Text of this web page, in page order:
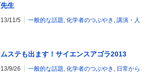
生
11/5 一般的な話題, 化学者のつぶやき , 講演・人
ステも出ます！サイエンスアゴラ2013
9/26 一般的な話題, 化学者のつぶやき , 日常から